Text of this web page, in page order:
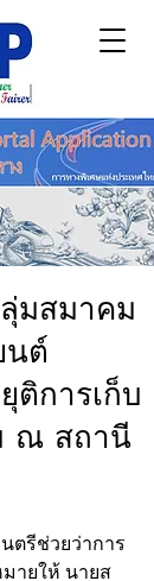
มสมาคม
นต์
ติการเก็บ
ณ สถานี
ตรีช่วยว่าการ
ายให้ นายส